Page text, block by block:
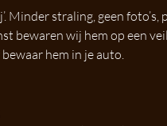
Minder straling, geen
bewaren wij hem op een
hem in je auto.